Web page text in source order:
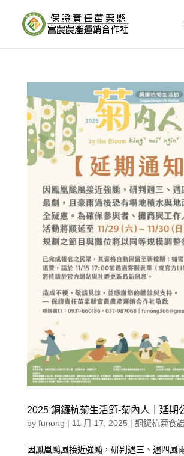
2025 銅鑼杭菊生活節-菊內人｜延期
by funong | 11 月 17, 2025 | 銅鑼杭菊食
因鳳凰颱風接近強颱，研判週三、週四風